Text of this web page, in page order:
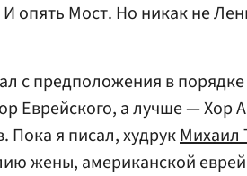
опять Мост. Но никак не
с предположения в
Еврейского, а лучше — Хор
Пока я писал, худрукМихаил
жены, американской